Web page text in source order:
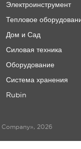
Электроинструмент
Тепловое
Дом и Сад
Силовая техника
Оборудование
Система хранения
Rubin
2026